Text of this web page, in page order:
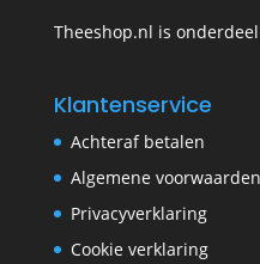
Theeshop.nl is onderdeel
Klantenservice
Achteraf betalen
Algemene voorwaarden
Privacyverklaring
Cookie verklaring